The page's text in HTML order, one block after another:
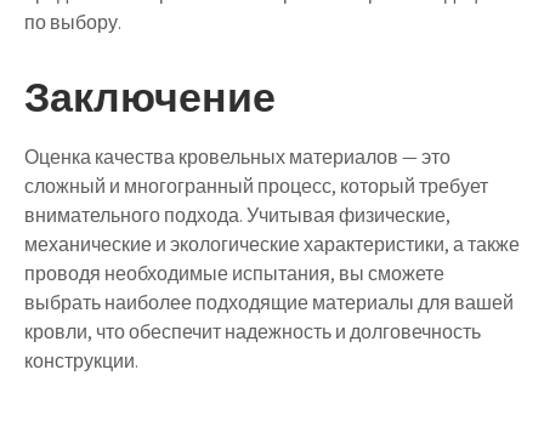
по выбору.
Заключение
Оценка качества кровельных материалов — это
сложный и многогранный процесс, который требует
внимательного подхода. Учитывая физические,
механические и экологические характеристики, а также
проводя необходимые испытания, вы сможете
выбрать наиболее подходящие материалы для вашей
кровли, что обеспечит надежность и долговечность
конструкции.